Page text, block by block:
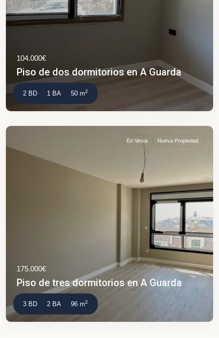
104.000€
Piso de dos dormitorios en A Guarda
2 BD 1 BA 50 m2
En Venta Nueva Propiedad
175.000€
Piso de tres dormitorios en A Guarda
3 BD 2 BA 96 m2